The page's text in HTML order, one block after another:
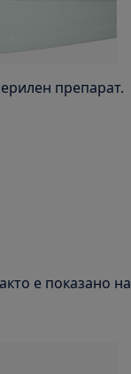
препарат.
е показано на